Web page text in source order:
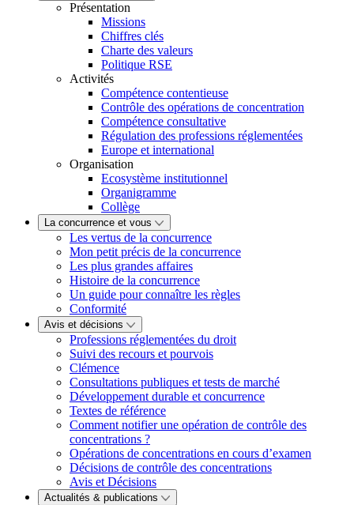
Présentation
Missions
Chiffres clés
Charte des valeurs
Politique RSE
Activités
Compétence contentieuse
Contrôle des opérations de concentration
Compétence consultative
Régulation des professions réglementées
Europe et international
Organisation
Ecosystème institutionnel
Organigramme
Collège
La concurrence et vous
Les vertus de la concurrence
Mon petit précis de la concurrence
Les plus grandes affaires
Histoire de la concurrence
Un guide pour connaître les règles
Conformité
Avis et décisions
Professions réglementées du droit
Suivi des recours et pourvois
Clémence
Consultations publiques et tests de marché
Développement durable et concurrence
Textes de référence
Comment notifier une opération de contrôle des
concentrations ?
Opérations de concentrations en cours d’examen
Décisions de contrôle des concentrations
Avis et Décisions
Actualités & publications